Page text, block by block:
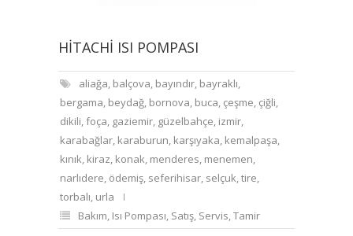
HITACHI ISI POMPASI
aliağa, balçova, bayındır, bayraklı,
bergama, beydağ, bornova, buca, çeşme, çiğli,
dikili,foça, gaziemir, güzelbahçe, izmir,
karabağlar, karaburun, karşıyaka, kemalpaşa,
kınık, kiraz, konak, menderes, menemen,
narlıdere, ödemiş, seferihisar, selçuk,tire,
torbalı, urla
Bakım, Isı Pompası, Satış, Servis,Tamir